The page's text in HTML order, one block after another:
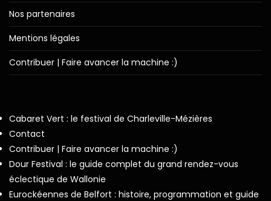
Nos partenaires
Mentions légales
Contribuer | Faire avancer la machine :)
Cabaret Vert : le festival de Charleville-Mézières
Contact
Contribuer | Faire avancer la machine :)
Dour Festival : le guide complet du grand rendez-vous
éclectique de Wallonie
Eurockéennes de Belfort : histoire, programmation et guide